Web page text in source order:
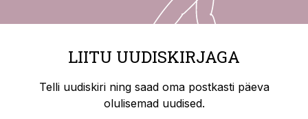
LIITU UUDISKIRJAGA
Telli uudiskiri ning saad oma postkasti päeva
olulisemad uudised.